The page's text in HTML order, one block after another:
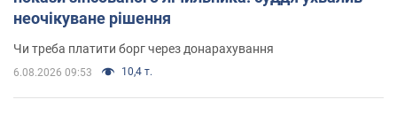
неочікуване рішення
Чи треба платити борг через донарахування
6.08.2026 09:53 10,4 т.